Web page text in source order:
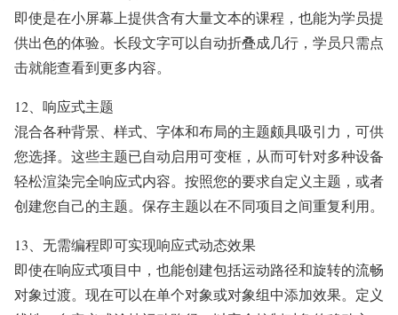
即使是在小屏幕上提供含有大量文本的课程，也能为学员提
供出色的体验。长段文字可以自动折叠成几行，学员只需点
击就能查看到更多内容。
12、响应式主题
混合各种背景、样式、字体和布局的主题颇具吸引力，可供
您选择。这些主题已自动启用可变框，从而可针对多种设备
轻松渲染完全响应式内容。按照您的要求自定义主题，或者
创建您自己的主题。保存主题以在不同项目之间重复利用。
13、无需编程即可实现响应式动态效果
即使在响应式项目中，也能创建包括运动路径和旋转的流畅
对象过渡。现在可以在单个对象或对象组中添加效果。定义